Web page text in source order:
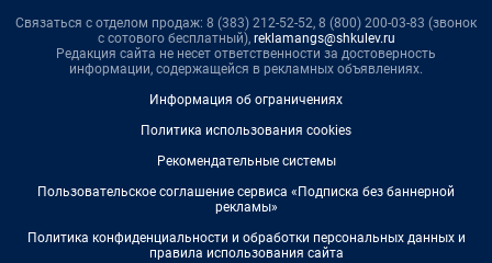
Связаться с отделом продаж: 8 (383) 212-52-52, 8 (800) 200-03-83 (звонок
с сотового бесплатный), reklamangs@shkulev.ru
Редакция сайта не несет ответственности за достоверность
информации, содержащейся в рекламных объявлениях.
Информация об ограничениях
Политика использования cookies
Рекомендательные системы
Пользовательское соглашение сервиса «Подписка без баннерной
рекламы»
Политика конфиденциальности и обработки персональных данных и
правила использования сайта